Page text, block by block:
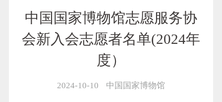
中国国家博物馆志愿服务协
会新入会志愿者名单(2024年
度）
2024-10-10 中国国家博物馆